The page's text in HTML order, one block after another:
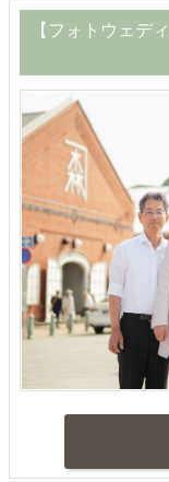
【フォトウェデ